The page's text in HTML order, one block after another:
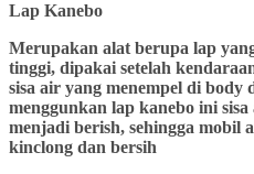
Lap Kanebo
Merupakan alat berupa lap
tinggi, dipakai setelah
sisa air yang menempel di body
menggunkan lap kanebo ini
menjadi berish, sehingga mobil
kinclong dan bersih